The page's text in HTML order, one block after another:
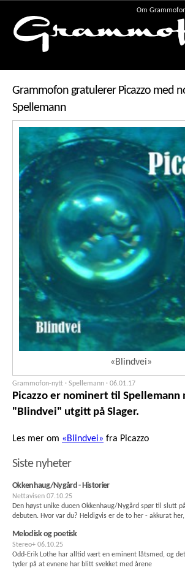
Om
Grammofon gratulerer Picazzo med
Spellemann
«Blindvei»
Grammofon-nytt · Spellemann · 06.01.17
Picazzo er nominert til Spellemann
"Blindvei" utgitt på Slager.
Les mer om «Blindvei» fra Picazzo
Siste nyheter
Okkenhaug/Nygård - Historier
Nettavisen 07.10.25
Den høyst unike duoen Okkenhaug/Nygård spør til slutt
debuten. Hvor var du? Heldigvis er de to her - akkurat
Melodisk og poetisk
Stereo+ 06.10.25
Odd-Erik Lothe har alltid vært en eminent låtsmed, og
tyder på at evnene har blitt svekket med årene